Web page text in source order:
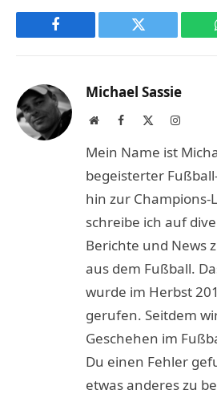
Facebook Twitter
Michael Sassie
WebsiteFacebook
Mein Name ist
begeisterter
hin zur Champions-
schreibe ich auf
Berichte und News
aus dem Fußball.
wurde im Herbst
gerufen. Seitdem
Geschehen im
Du einen Fehler
etwas anderes zu